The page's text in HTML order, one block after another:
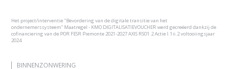
Het project/interventie "Bevordering van de digitale transitie van het
ondernemerssysteem" Maatregel - KMO DIGITALISATIEVOUCHER werd gecreëerd dankzij de
cofinanciering van de POR FESR Piemonte 2021-2027 AXIS RSO1.2 Actie I.1ii.2 voltooiingsjaar
2024
BINNENZONWERING